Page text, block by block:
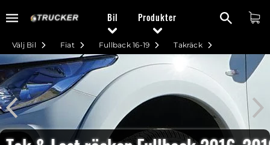
Bil Produkter
Takräck
Fullback 16-19
Fiat
Välj Bil